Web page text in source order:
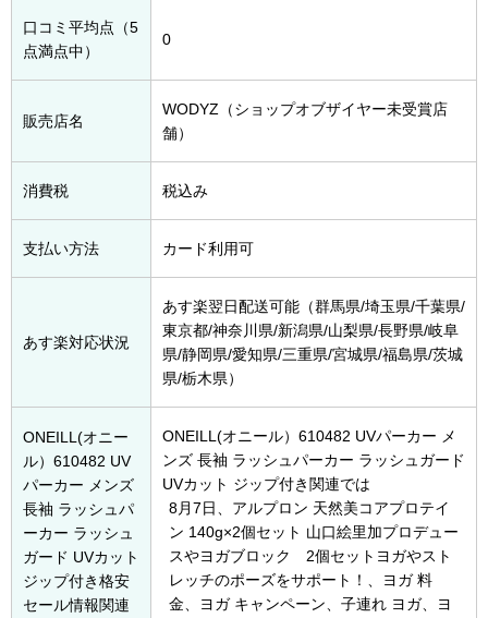
口コミ平均点（5
点満点中）
0
販売店名
WODYZ（ショップオブザイヤー未受賞店
舗）
消費税 税込み
支払い方法 カード利用可
あす楽対応状況
あす楽翌日配送可能（群馬県/埼玉県/千葉県/
東京都/神奈川県/新潟県/山梨県/長野県/岐阜
県/静岡県/愛知県/三重県/宮城県/福島県/茨城
県/栃木県）
ONEILL(オニー
ル）610482 UV
パーカー メンズ
長袖 ラッシュパ
ーカー ラッシュ
ガード UVカット
ジップ付き格安
セール情報関連
ONEILL(オニール）610482 UVパーカー メ
ンズ 長袖 ラッシュパーカー ラッシュガード
UVカット ジップ付き関連では
8月7日 、アルプロン 天然美コアプロテイ
ン 140g×2個セット 山口絵里加プロデュー
スやヨガブロック 2個セットヨガやスト
レッチのポーズをサポート！、ヨガ 料
金、ヨガ キャンペーン、子連れ ヨガ、ヨ